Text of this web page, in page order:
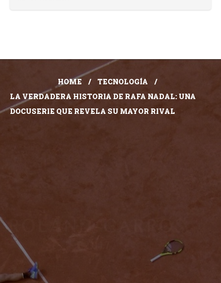
HOME
TECNOLOGÍA
LA VERDADERA HISTORIA DE RAFA NADAL: UNA
DOCUSERIE QUE REVELA SU MAYOR RIVAL